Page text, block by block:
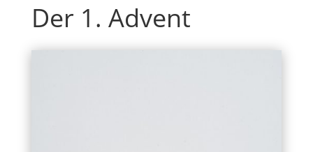
Der 1. Advent